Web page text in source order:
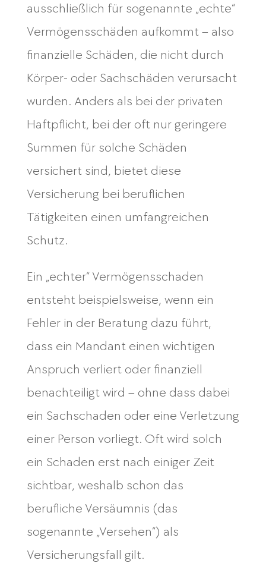
ausschließlich für sogenannte „echte“
Vermögensschäden aufkommt – also
finanzielle Schäden, die nicht durch
Körper- oder Sachschäden verursacht
wurden. Anders als bei der privaten
Haftpflicht, bei der oft nur geringere
Summen für solche Schäden
versichert sind, bietet diese
Versicherung bei beruflichen
Tätigkeiten einen umfangreichen
Schutz.
Ein „echter“ Vermögensschaden
entsteht beispielsweise, wenn ein
Fehler in der Beratung dazu führt,
dass ein Mandant einen wichtigen
Anspruch verliert oder finanziell
benachteiligt wird – ohne dass dabei
ein Sachschaden oder eine Verletzung
einer Person vorliegt. Oft wird solch
ein Schaden erst nach einiger Zeit
sichtbar, weshalb schon das
berufliche Versäumnis (das
sogenannte „Versehen“) als
Versicherungsfall gilt.